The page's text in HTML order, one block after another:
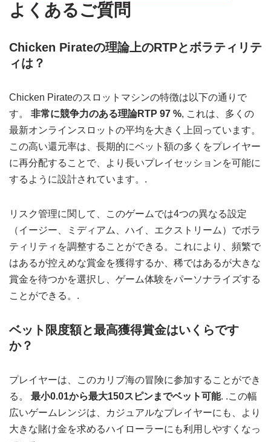
よくあるご質問
Chicken Pirateの理論上のRTPとボラティリテ
ィは？
Chicken Pirateのスロットマシンの特徴は以下の通りで
す。 非常に競争力のある理論RTP 97 %, これは、多くの
最新オンラインスロットの平均を大きく上回っています。
この高い還元率は、長期的にベット額の多くをプレイヤー
に再分配することで、より長いプレイセッションを可能に
するように設計されています。.
リスク管理に関して、このゲームでは4つの異なる設定
（イージー、ミディアム、ハイ、エクストリーム）でボラ
ティリティを調整することができる。これにより、頻繁で
はあるが控えめな賞金を獲得するか、稀ではあるが大きな
賞金を待つかを選択し、ゲーム体験をパーソナライズする
ことができる。.
ベット限度額と最高獲得賞金はいくらです
か？
プレイヤーは、このカリブ海の冒険に参加することができ
る。 最小0.01から最大150スピンまでベット可能. .この幅
広いゲームレンジは、カジュアルなプレイヤーにも、より
大きな賭け金を求めるハイローラーにも利用しやすくなっ